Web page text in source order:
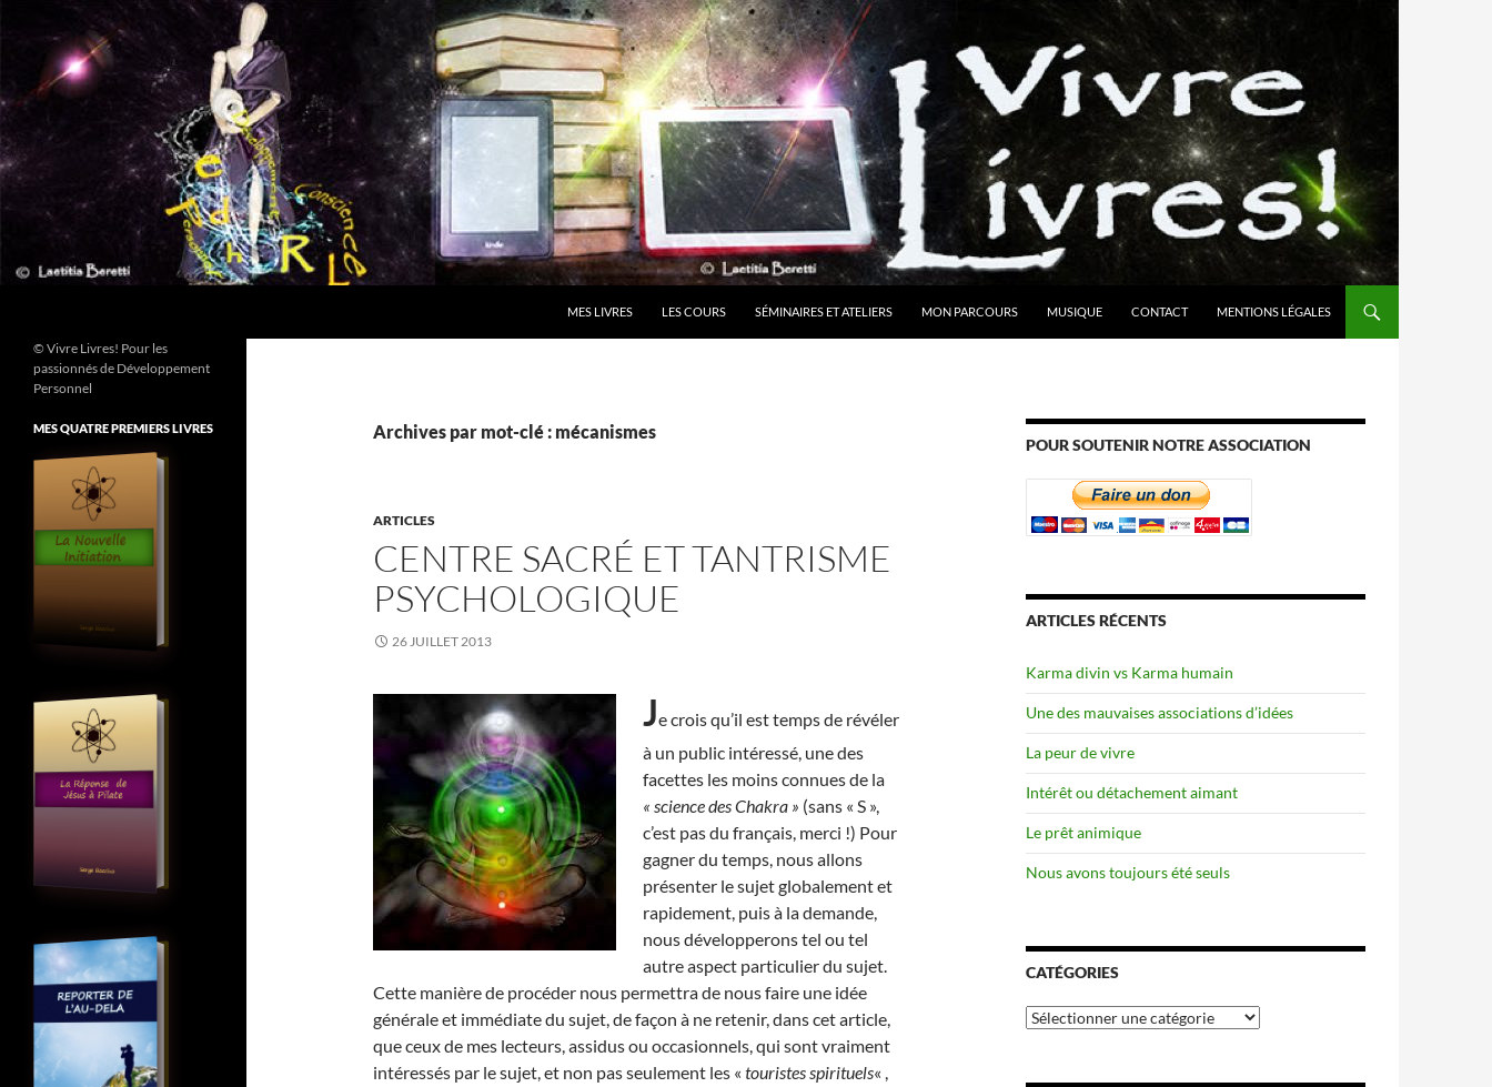
contenu
MES LIVRES LES COURS SÉMINAIRES ET ATELIERS MON PARCOURS MUSIQUE CONTACT MENTIONS LÉGALES
Archives par mot-clé : mécanismes
ARTICLES
CENTRE SACRÉ ET TANTRISME
PSYCHOLOGIQUE
26 JUILLET 2013
Je crois qu’il est temps de révéler
à un public intéressé, une des
facettes les moins connues de la
« science des Chakra » (sans « S »,
c’est pas du français, merci !) Pour
gagner du temps, nous allons
présenter le sujet globalement et
rapidement, puis à la demande,
nous développerons tel ou tel
autre aspect particulier du sujet.
Cette manière de procéder nous permettra de nous faire une idée
générale et immédiate du sujet, de façon à ne retenir, dans cet article,
que ceux de mes lecteurs, assidus ou occasionnels, qui sont vraiment
intéressés par le sujet, et non pas seulement les « touristes spirituels« ,
POUR SOUTENIR NOTRE ASSOCIATION
ARTICLES RÉCENTS
Karma divin vs Karma humain
Une des mauvaises associations d’idées
La peur de vivre
Intérêt ou détachement aimant
Le prêt animique
Nous avons toujours été seuls
CATÉGORIES
Catégories
© Vivre Livres! Pour les
passionnés de Développement
Personnel
MES QUATRE PREMIERS LIVRES